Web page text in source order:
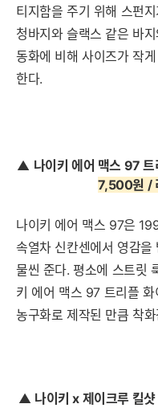
티지함을 주기 위해 스펀
청바지와 슬랙스 같은 바
동화에 비해 사이즈가 작
한다.
▲ 나이키 에어 맥스 97 트
7,500원 /
나이키 에어 맥스 97은
속열차 신칸센에서 영감
물씬 준다. 평소에 스트릿
키 에어 맥스 97 트리플
농구화로 제작된 만큼 착
▲ 나이키 x 제이크루 킬